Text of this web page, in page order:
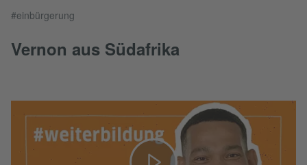
#einbürgerung
Vernon aus Südafrika